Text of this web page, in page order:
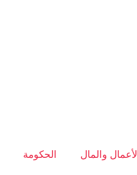
الأعمال والمال الحكومة